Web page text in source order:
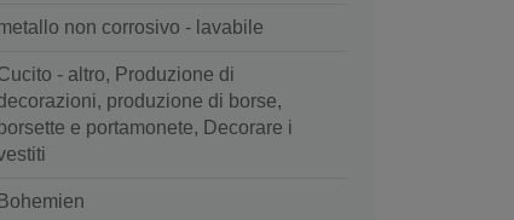
non corrosivo - lavabile
- altro, Produzione di
produzione di borse,
borsette e portamonete, Decorare i
Bohemien